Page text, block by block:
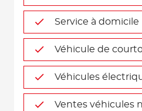
Service à domicile
Véhicule de
Véhicules
Ventes véhicules